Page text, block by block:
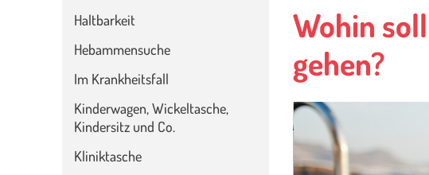
Wohin
gehen?
Haltbarkeit
Hebammensuche
Im Krankheitsfall
Kinderwagen, Wickeltasche,
Kindersitz und Co.
Kliniktasche